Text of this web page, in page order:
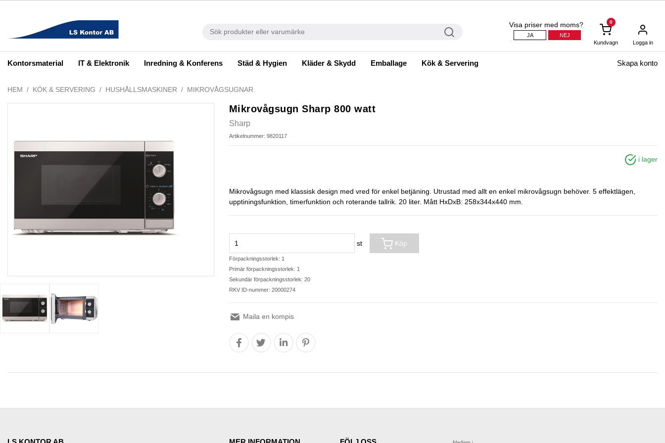
Visa priser med moms?
JA NEJ
0
Kundvagn Logga in
Kontorsmaterial IT & Elektronik Inredning & Konferens Städ & Hygien Kläder & Skydd Emballage Kök & Servering Skapa konto
HEM KÖK & SERVERING HUSHÅLLSMASKINER MIKROVÅGSUGNAR
Mikrovågsugn Sharp 800 watt
Sharp
Artikelnummer: 9820117
i lager
Mikrovågsugn med klassisk design med vred för enkel betjäning. Utrustad med allt en enkel mikrovågsugn behöver. 5 effektlägen,
upptiningsfunktion, timerfunktion och roterande tallrik. 20 liter. Mått HxDxB: 258x344x440 mm.
st
Förpackningsstorlek: 1
Primär förpackningsstorlek: 1
Sekundär förpackningsstorlek: 20
RKV ID-nummer: 20000274
Köp
Maila en kompis